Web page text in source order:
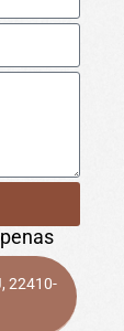
22410-